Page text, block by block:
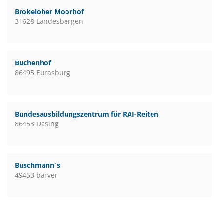
Brokeloher Moorhof
31628 Landesbergen
Buchenhof
86495 Eurasburg
Bundesausbildungszentrum für RAI-Reiten
86453 Dasing
Buschmann´s
49453 barver